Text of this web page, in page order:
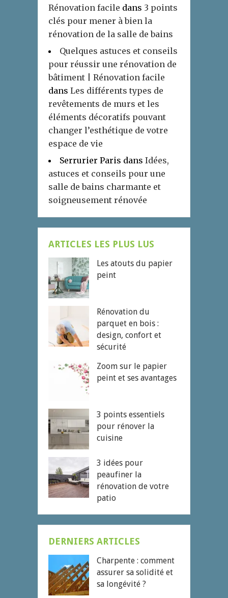
Rénovation facile dans 3 points
clés pour mener à bien la
rénovation de la salle de bains
Quelques astuces et conseils
pour réussir une rénovation de
bâtiment | Rénovation facile
dans Les différents types de
revêtements de murs et les
éléments décoratifs pouvant
changer l’esthétique de votre
espace de vie
Serrurier Paris dans Idées,
astuces et conseils pour une
salle de bains charmante et
soigneusement rénovée
ARTICLES LES PLUS LUS
Les atouts du papier
peint
Rénovation du
parquet en bois :
design, confort et
sécurité
Zoom sur le papier
peint et ses avantages
3 points essentiels
pour rénover la
cuisine
3 idées pour
peaufiner la
rénovation de votre
patio
DERNIERS ARTICLES
Charpente : comment
assurer sa solidité et
sa longévité ?